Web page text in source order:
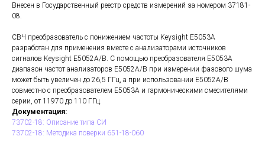
Внесен в Государственный реестр средств измерений за номером 37181-
08.
СВЧ преобразователь с понижением частоты Keysight E5053A
разработан для применения вместе с анализаторами источников
сигналов Keysight E5052A/B. С помощью преобразователя E5053A
диапазон частот анализаторов E5052A/B при измерении фазового шума
может быть увеличен до 26,5 ГГц, а при использовании E5052A/B
совместно с преобразователем E5053A и гармоническими смесителями
серии, от 11970 до 110 ГГц.
Документация:
73702-18: Описание типа СИ
73702-18: Методика поверки 651-18-060